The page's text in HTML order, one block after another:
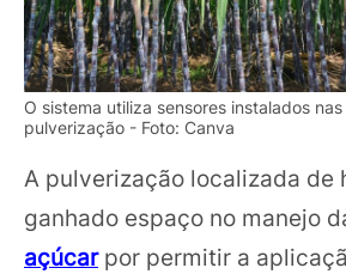
O sistema utiliza sensores instalados
pulverização - Foto: Canva
A pulverização localizada de
ganhado espaço no manejo
açúcarpor permitir a